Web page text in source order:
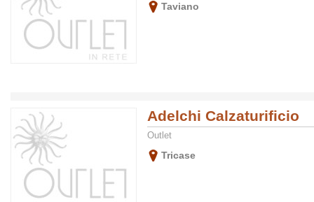
Taviano
Adelchi Calzaturificio
Outlet
Tricase